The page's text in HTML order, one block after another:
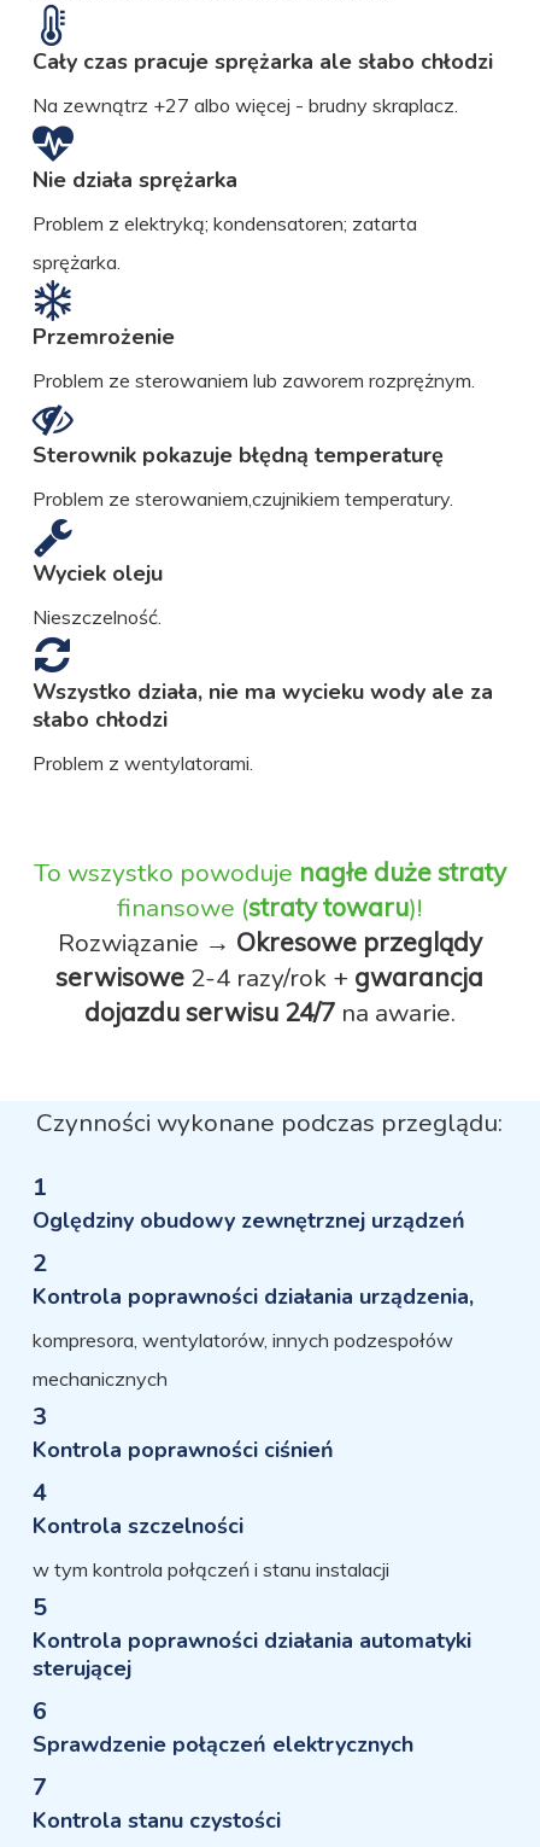
Cały czas pracuje sprężarka ale słabo chłodzi
Na zewnątrz +27 albo więcej - brudny skraplacz.
Nie działa sprężarka
Problem z elektryką; kondensatoren; zatarta
sprężarka.
Przemrożenie
Problem ze sterowaniem lub zaworem rozprężnym.
Sterownik pokazuje błędną temperaturę
Problem ze sterowaniem,czujnikiem temperatury.
Wyciek oleju
Nieszczelność.
Wszystko działa, nie ma wycieku wody ale za
słabo chłodzi
Problem z wentylatorami.
To wszystko powoduje nagłe duże straty
finansowe (straty towaru)!
Rozwiązanie → Okresowe przeglądy
serwisowe 2-4 razy/rok + gwarancja
dojazdu serwisu 24/7na awarie.
Czynności wykonane podczas przeglądu:
1
Oględziny obudowy zewnętrznej urządzeń
2
Kontrola poprawności działania urządzenia,
kompresora, wentylatorów, innych podzespołów
mechanicznych
3
Kontrola poprawności ciśnień
4
Kontrola szczelności
w tym kontrola połączeń i stanu instalacji
5
Kontrola poprawności działania automatyki
sterującej
6
Sprawdzenie połączeń elektrycznych
7
Kontrola stanu czystości